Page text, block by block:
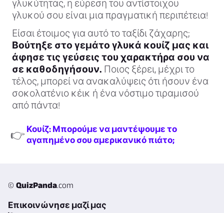
γλυκύτητας, η εύρεση του αντίστοιχου
γλυκού σου είναι μια πραγματική περιπέτεια!
Είσαι έτοιμος για αυτό το ταξίδι ζάχαρης;
Βούτηξε στο γεμάτο γλυκά κουίζ μας και
άφησε τις γεύσεις του χαρακτήρα σου να
σε καθοδηγήσουν. Ποιος ξέρει, μέχρι το
τέλος, μπορεί να ανακαλύψεις ότι ήσουν ένα
σοκολατένιο κέικ ή ένα νόστιμο τιραμισού
από πάντα!
👉 Κουίζ: Μπορούμε να μαντέψουμε το
αγαπημένο σου αμερικανικό πιάτο;
© QuizPanda.com
Επικοινώνησε μαζί μας